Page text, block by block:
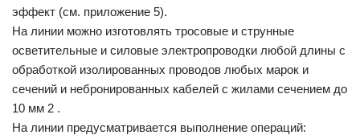
эффект (см. приложение 5).
На линии можно изготовлять тросовые и струнные
осветительные и силовые электропроводки любой длины с
обработкой изолированных проводов любых марок и
сечений и небронированных кабелей с жилами сечением до
10 мм 2 .
На линии предусматривается выполнение операций: